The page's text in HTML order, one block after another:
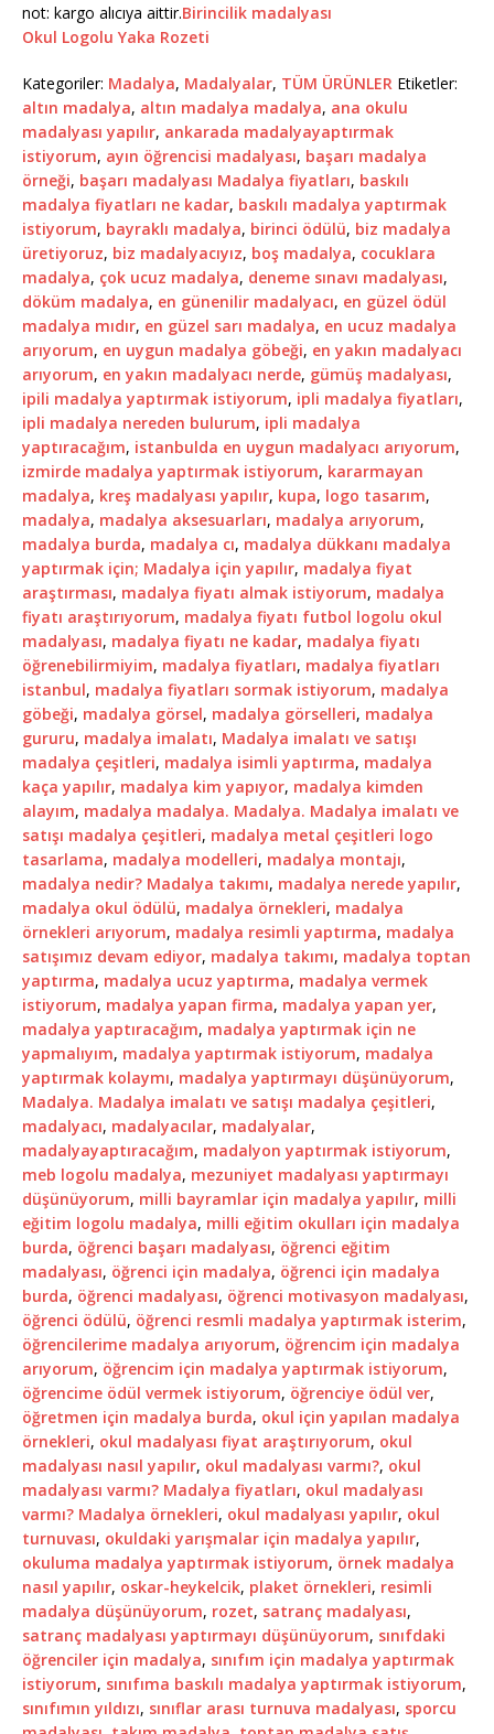
not: kargo alıcıya aittir.Birincilik madalyası
Okul Logolu Yaka Rozeti
Kategoriler: Madalya, Madalyalar, TÜM ÜRÜNLER Etiketler:
altın madalya, altın madalya madalya, ana okulu
madalyası yapılır, ankarada madalyayaptırmak
istiyorum, ayın öğrencisi madalyası, başarı madalya
örneği, başarı madalyası Madalya fiyatları, baskılı
madalya fiyatları ne kadar, baskılı madalya yaptırmak
istiyorum, bayraklı madalya, birinci ödülü, biz madalya
üretiyoruz, biz madalyacıyız, boş madalya, cocuklara
madalya, çok ucuz madalya, deneme sınavı madalyası,
döküm madalya, en günenilir madalyacı, en güzel ödül
madalya mıdır, en güzel sarı madalya, en ucuz madalya
arıyorum, en uygun madalya göbeği, en yakın madalyacı
arıyorum, en yakın madalyacı nerde, gümüş madalyası,
ipili madalya yaptırmak istiyorum, ipli madalya fiyatları,
ipli madalya nereden bulurum, ipli madalya
yaptıracağım, istanbulda en uygun madalyacı arıyorum,
izmirde madalya yaptırmak istiyorum, kararmayan
madalya, kreş madalyası yapılır, kupa, logo tasarım,
madalya, madalya aksesuarları, madalya arıyorum,
madalya burda, madalya cı, madalya dükkanı madalya
yaptırmak için; Madalya için yapılır, madalya fiyat
araştırması, madalya fiyatı almak istiyorum, madalya
fiyatı araştırıyorum, madalya fiyatı futbol logolu okul
madalyası, madalya fiyatı ne kadar, madalya fiyatı
öğrenebilirmiyim, madalya fiyatları, madalya fiyatları
istanbul, madalya fiyatları sormak istiyorum, madalya
göbeği, madalya görsel, madalya görselleri, madalya
gururu, madalya imalatı, Madalya imalatı ve satışı
madalya çeşitleri, madalya isimli yaptırma, madalya
kaça yapılır, madalya kim yapıyor, madalya kimden
alayım, madalya madalya. Madalya. Madalya imalatı ve
satışı madalya çeşitleri, madalya metal çeşitleri logo
tasarlama, madalya modelleri, madalya montajı,
madalya nedir? Madalya takımı, madalya nerede yapılır,
madalya okul ödülü, madalya örnekleri, madalya
örnekleri arıyorum, madalya resimli yaptırma, madalya
satışımız devam ediyor, madalya takımı, madalya toptan
yaptırma, madalya ucuz yaptırma, madalya vermek
istiyorum, madalya yapan firma, madalya yapan yer,
madalya yaptıracağım, madalya yaptırmak için ne
yapmalıyım, madalya yaptırmak istiyorum, madalya
yaptırmak kolaymı, madalya yaptırmayı düşünüyorum,
Madalya. Madalya imalatı ve satışı madalya çeşitleri,
madalyacı, madalyacılar, madalyalar,
madalyayaptıracağım, madalyon yaptırmak istiyorum,
meb logolu madalya, mezuniyet madalyası yaptırmayı
düşünüyorum, milli bayramlar için madalya yapılır, milli
eğitim logolu madalya, milli eğitim okulları için madalya
burda, öğrenci başarı madalyası, öğrenci eğitim
madalyası, öğrenci için madalya, öğrenci için madalya
burda, öğrenci madalyası, öğrenci motivasyon madalyası,
öğrenci ödülü, öğrenci resmli madalya yaptırmak isterim,
öğrencilerime madalya arıyorum, öğrencim için madalya
arıyorum, öğrencim için madalya yaptırmak istiyorum,
öğrencime ödül vermek istiyorum, öğrenciye ödül ver,
öğretmen için madalya burda, okul için yapılan madalya
örnekleri, okul madalyası fiyat araştırıyorum, okul
madalyası nasıl yapılır, okul madalyası varmı?, okul
madalyası varmı? Madalya fiyatları, okul madalyası
varmı? Madalya örnekleri, okul madalyası yapılır, okul
turnuvası, okuldaki yarışmalar için madalya yapılır,
okuluma madalya yaptırmak istiyorum, örnek madalya
nasıl yapılır, oskar-heykelcik, plaket örnekleri, resimli
madalya düşünüyorum, rozet, satranç madalyası,
satranç madalyası yaptırmayı düşünüyorum, sınıfdaki
öğrenciler için madalya, sınıfım için madalya yaptırmak
istiyorum, sınıfıma baskılı madalya yaptırmak istiyorum,
sınıfımın yıldızı, sınıflar arası turnuva madalyası, sporcu